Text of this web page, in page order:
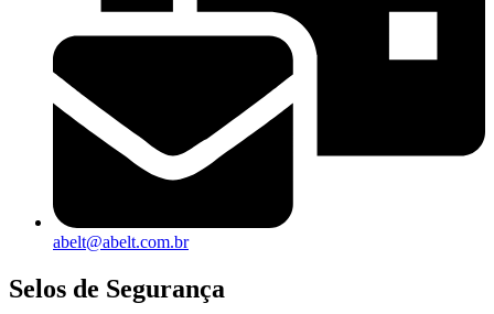
abelt@abelt.com.br
Selos de Segurança